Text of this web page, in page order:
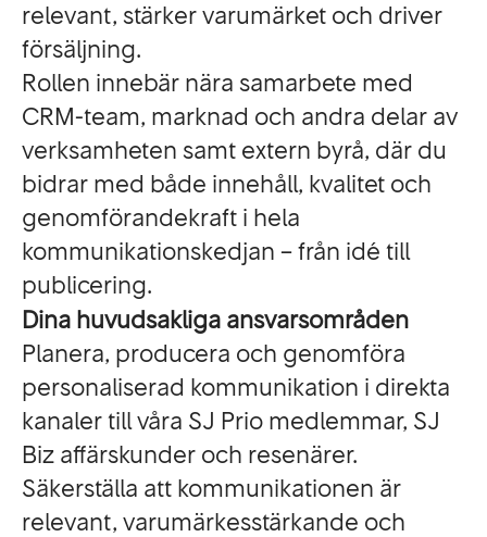
relevant, stärker varumärket och driver
försäljning.
Rollen innebär nära samarbete med
CRM-team, marknad och andra delar av
verksamheten samt extern byrå, där du
bidrar med både innehåll, kvalitet och
genomförandekraft i hela
kommunikationskedjan – från idé till
publicering.
Dina huvudsakliga ansvarsområden
Planera, producera och genomföra
personaliserad kommunikation i direkta
kanaler till våra SJ Prio medlemmar, SJ
Biz affärskunder och resenärer.
Säkerställa att kommunikationen är
relevant, varumärkesstärkande och